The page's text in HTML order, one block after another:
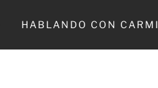
HABLANDO CON